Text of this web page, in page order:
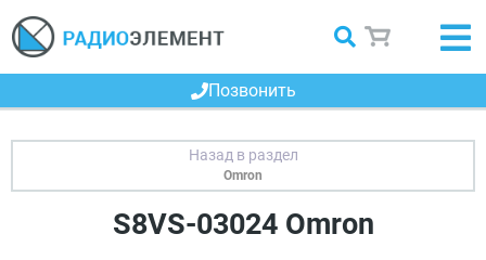
Позвонить
Omron
S8VS-03024 Omron